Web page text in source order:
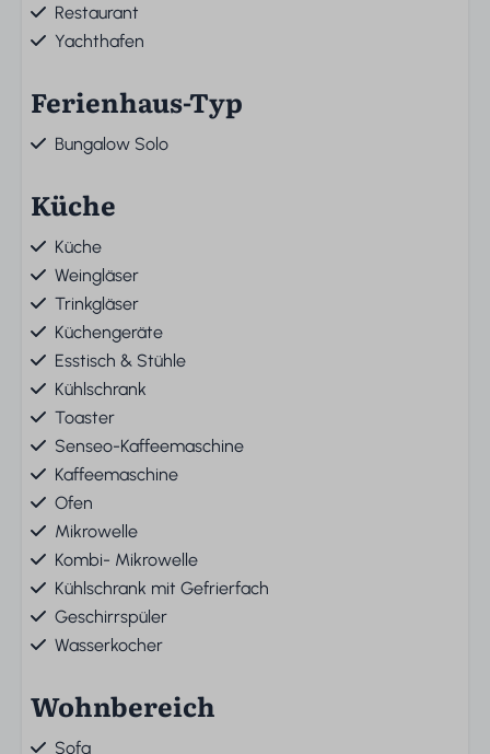
Restaurant
Yachthafen
Ferienhaus-Typ
Bungalow Solo
Küche
Küche
Weingläser
Trinkgläser
Küchengeräte
Esstisch & Stühle
Kühlschrank
Toaster
Senseo-Kaffeemaschine
Kaffeemaschine
Ofen
Mikrowelle
Kombi- Mikrowelle
Kühlschrank mit Gefrierfach
Geschirrspüler
Wasserkocher
Wohnbereich
Sofa